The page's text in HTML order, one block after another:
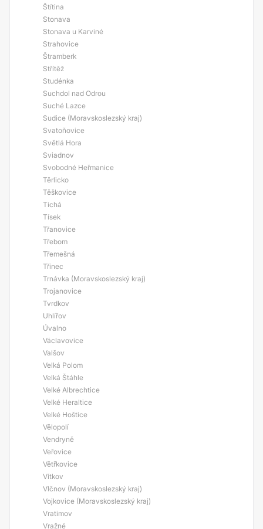
Štítina
Stonava
Stonava u Karviné
Strahovice
Štramberk
Střítěž
Studénka
Suchdol nad Odrou
Suché Lazce
Sudice (Moravskoslezský kraj)
Svatoňovice
Světlá Hora
Sviadnov
Svobodné Heřmanice
Těrlicko
Těškovice
Tichá
Tísek
Třanovice
Třebom
Třemešná
Třinec
Trnávka (Moravskoslezský kraj)
Trojanovice
Tvrdkov
Uhlířov
Úvalno
Václavovice
Valšov
Velká Polom
Velká Štáhle
Velké Albrechtice
Velké Heraltice
Velké Hoštice
Vělopolí
Vendryně
Veřovice
Větřkovice
Vítkov
Vlčnov (Moravskoslezský kraj)
Vojkovice (Moravskoslezský kraj)
Vratimov
Vražné